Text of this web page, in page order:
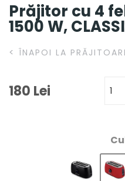
Prăjitor cu 4
1500 W,
< ÎNAPOI LA
180 Lei